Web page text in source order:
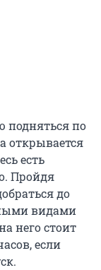
подняться по
открывается
есть
Пройдя
до
видами
него стоит
если